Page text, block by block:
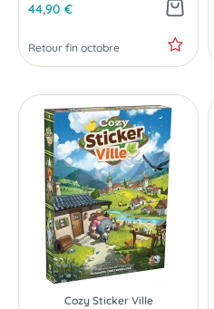
PRÉCOMMANDE
44,90 €
Retour fin octobre
Cozy Sticker Ville